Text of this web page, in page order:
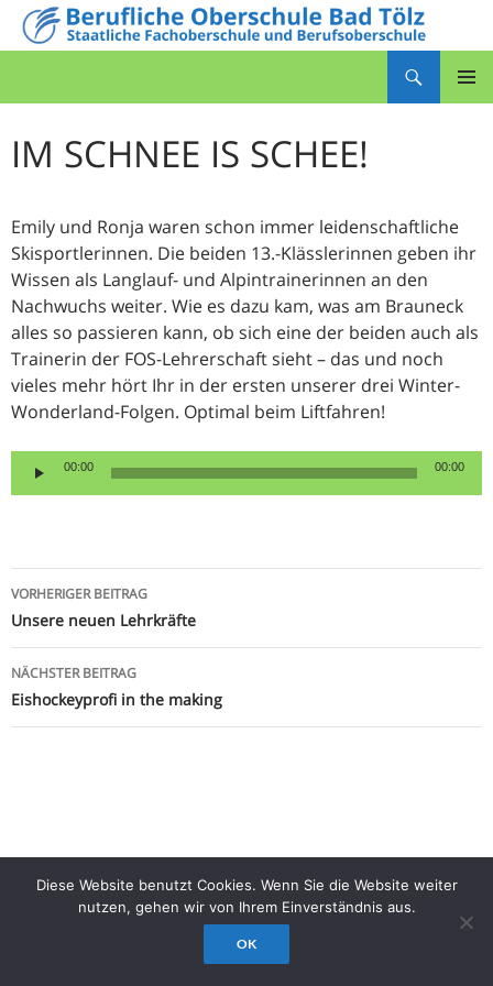
Zum
Inhalt
IM SCHNEE IS SCHEE!
Emily und Ronja waren schon immer leidenschaftliche
Skisportlerinnen. Die beiden 13.-Klässlerinnen geben ihr
Wissen als Langlauf- und Alpintrainerinnen an den
Nachwuchs weiter. Wie es dazu kam, was am Brauneck
alles so passieren kann, ob sich eine der beiden auch als
Trainerin der FOS-Lehrerschaft sieht – das und noch
vieles mehr hört Ihr in der ersten unserer drei Winter-
Wonderland-Folgen. Optimal beim Liftfahren!
Audio-
Player
00:00 00:00
Beitragsnavigation
VORHERIGER BEITRAG
Unsere neuen Lehrkräfte
NÄCHSTER BEITRAG
Eishockeyprofi in the making
Diese Website benutzt Cookies. Wenn Sie die Website weiter
nutzen, gehen wir von Ihrem Einverständnis aus.
OK